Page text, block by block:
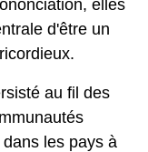
elles
d'être un
au fil des
les pays à